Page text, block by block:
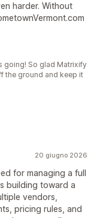
harder. Without
going! So glad Matrixify
the ground and keep it
20 giugno 2026
for managing a full
building toward a
vendors,
pricing rules, and